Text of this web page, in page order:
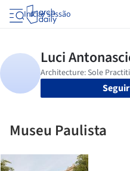
Iniciar sessão
Seguir
Museu Paulista